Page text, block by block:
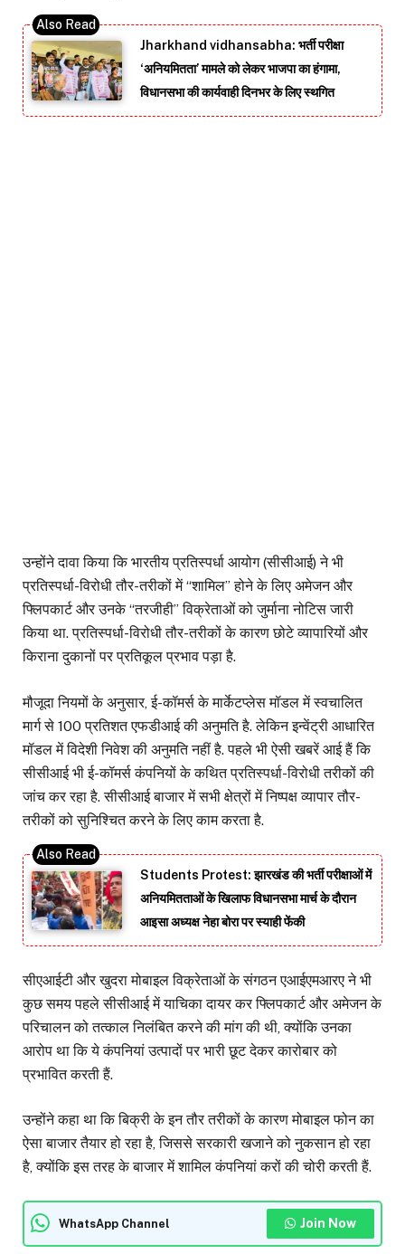
Jharkhand vidhansabha: भर्ती परीक्षा
‘अनियमितता’ मामले को लेकर भाजपा का हंगामा,
विधानसभा की कार्यवाही दिनभर के लिए स्थगित
उन्होंने दावा किया कि भारतीय प्रतिस्पर्धा आयोग (सीसीआई) ने भी
प्रतिस्पर्धा-विरोधी तौर-तरीकों में ‘‘शामिल’’ होने के लिए अमेजन और
फ्लिपकार्ट और उनके ‘‘तरजीही’’ विक्रेताओं को जुर्माना नोटिस जारी
किया था. प्रतिस्पर्धा-विरोधी तौर-तरीकों के कारण छोटे व्यापारियों और
किराना दुकानों पर प्रतिकूल प्रभाव पड़ा है.
मौजूदा नियमों के अनुसार, ई-कॉमर्स के मार्केटप्लेस मॉडल में स्वचालित
मार्ग से 100 प्रतिशत एफडीआई की अनुमति है. लेकिन इन्वेंट्री आधारित
मॉडल में विदेशी निवेश की अनुमति नहीं है. पहले भी ऐसी खबरें आई हैं कि
सीसीआई भी ई-कॉमर्स कंपनियों के कथित प्रतिस्पर्धा-विरोधी तरीकों की
जांच कर रहा है. सीसीआई बाजार में सभी क्षेत्रों में निष्पक्ष व्यापार तौर-
तरीकों को सुनिश्चित करने के लिए काम करता है.
Students Protest: झारखंड की भर्ती परीक्षाओं में
अनियमितताओं के खिलाफ विधानसभा मार्च के दौरान
आइसा अध्यक्ष नेहा बोरा पर स्याही फेंकी
सीएआईटी और खुदरा मोबाइल विक्रेताओं के संगठन एआईएमआरए ने भी
कुछ समय पहले सीसीआई में याचिका दायर कर फ्लिपकार्ट और अमेजन के
परिचालन को तत्काल निलंबित करने की मांग की थी, क्योंकि उनका
आरोप था कि ये कंपनियां उत्पादों पर भारी छूट देकर कारोबार को
प्रभावित करती हैं.
उन्होंने कहा था कि बिक्री के इन तौर तरीकों के कारण मोबाइल फोन का
ऐसा बाजार तैयार हो रहा है, जिससे सरकारी खजाने को नुकसान हो रहा
है, क्योंकि इस तरह के बाजार में शामिल कंपनियां करों की चोरी करती हैं.
WhatsApp Channel Join Now